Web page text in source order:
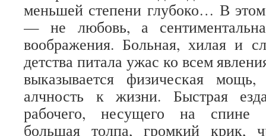
меньшей степени глубоко… В
— не любовь, а
воображения. Больная, хилая и
детства питала ужас ко всем
выказывается физическая
алчность к жизни. Быстрая
рабочего, несущего на спине
большая толпа, громкий крик,